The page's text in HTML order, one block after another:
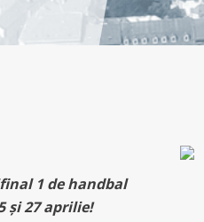
1 de handbal
și 27 aprilie!